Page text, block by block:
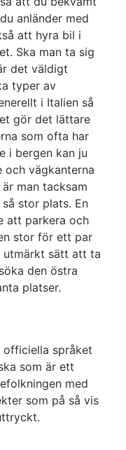
anländer med
att hyra bil i
Ska man ta sig
det väldigt
typer av
i Italien så
gör det lättare
som ofta har
i bergen kan ju
och vägkanterna
man tacksam
stor plats. En
att parkera och
stor för ett par
utmärkt sätt att ta
den östra
platser.
officiella språket
som är ett
med
som på så vis